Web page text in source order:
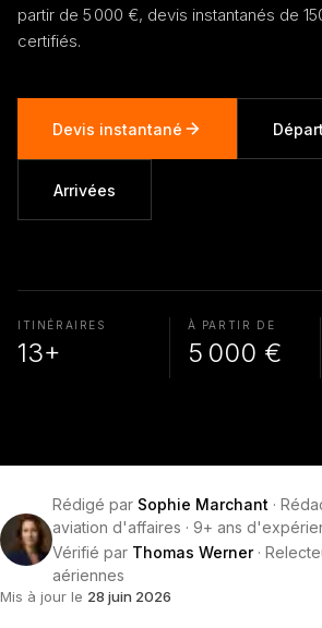
partir de 5 000 €, devis instantanés de
certifiés.
Devis instantané
Arrivées
ITINÉRAIRES
13+
À PARTIR DE
5 000 €
Rédigé par Sophie Marchant ·
aviation d'affaires · 9+ ans
Vérifié par Thomas Werner·
aériennes
Mis à jour le 28 juin 2026